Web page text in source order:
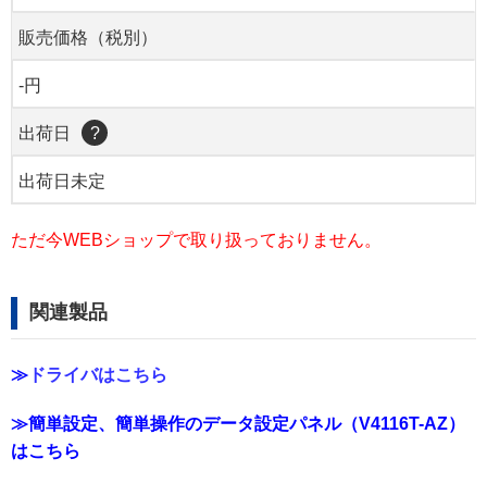
販売価格（税別）
-円
出荷日 ?
出荷日未定
ただ今WEBショップで取り扱っておりません。
関連製品
≫ ドライバはこちら
≫簡単設定、簡単操作のデータ設定パネル（V4116T-AZ）
はこちら